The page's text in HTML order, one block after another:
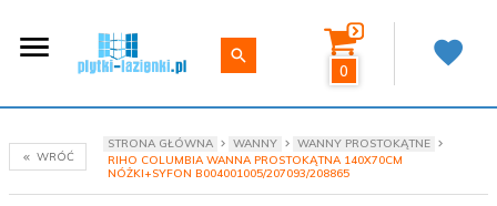
0
WRÓĆ
STRONA GŁÓWNA WANNY
WANNY PROSTOKĄTNE
RIHO COLUMBIA WANNA PROSTOKĄTNA 140X70CM
NÓŻKI+SYFON B004001005/207093/208865